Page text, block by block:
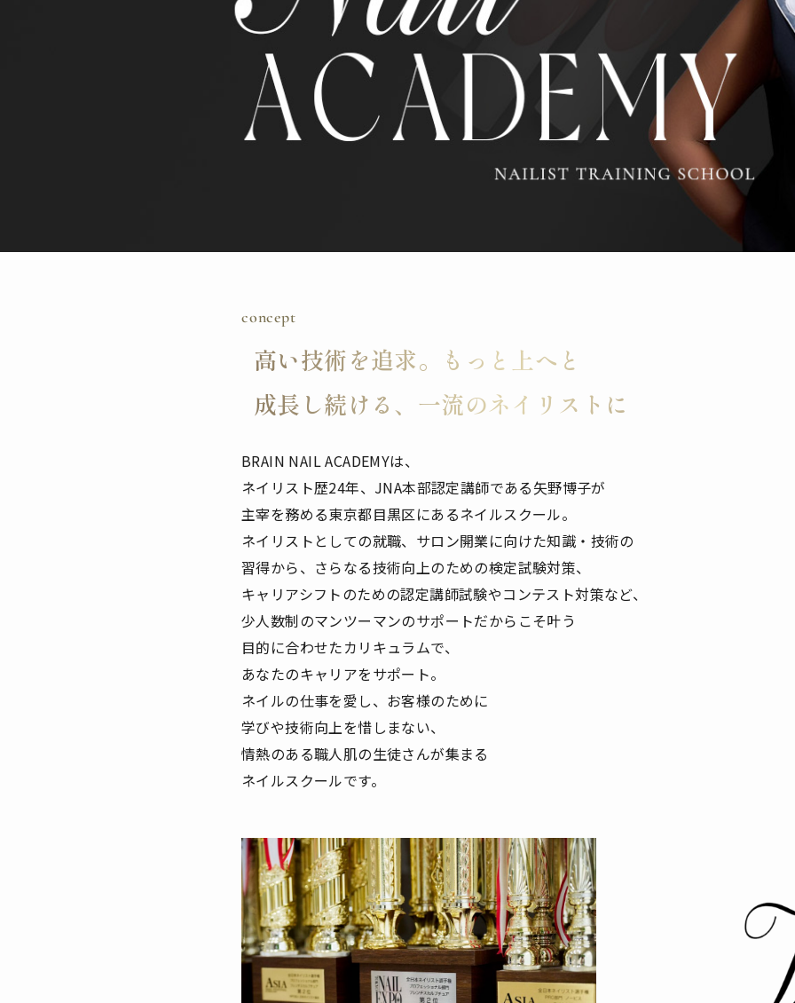
concept
高い技術を追求。もっと上へと
成長し続ける、一流のネイリストに
BRAIN NAIL ACADEMYは、
ネイリスト歴24年、JNA本部認定講師である矢野博子が
主宰を務める東京都目黒区にあるネイルスクール。
ネイリストとしての就職、サロン開業に向けた知識・技術の
習得から、さらなる技術向上のための検定試験対策、
キャリアシフトのための認定講師試験やコンテスト対策など、
少人数制のマンツーマンのサポートだからこそ叶う
目的に合わせたカリキュラムで、
あなたのキャリアをサポート。
ネイルの仕事を愛し、お客様のために
学びや技術向上を惜しまない、
情熱のある職人肌の生徒さんが集まる
ネイルスクールです。